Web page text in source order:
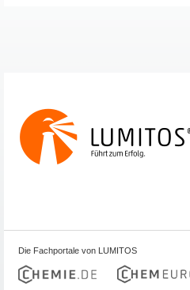
Die Fachportale von LUMITOS